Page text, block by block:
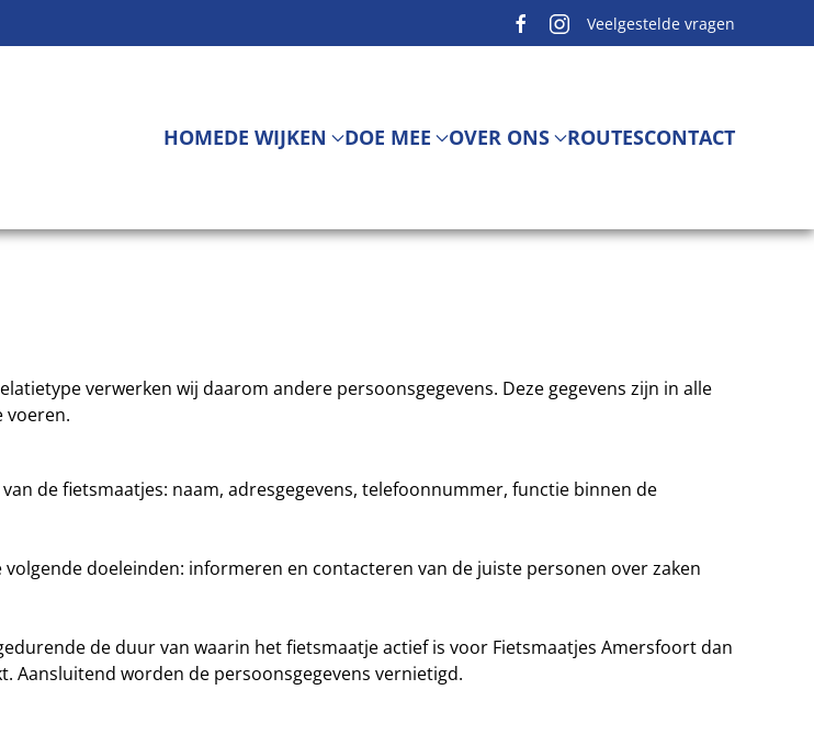
Veelgestelde vragen
HOMEDE WIJKEN DOE MEE OVER ONS ROUTESCONTACT
verwerken wij daarom andere persoonsgegevens. Deze gegevens zijn in alle
voeren.
de fietsmaatjes: naam, adresgegevens, telefoonnummer, functie binnen de
doeleinden: informeren en contacteren van de juiste personen over zaken
de duur van waarin het fietsmaatje actief is voor Fietsmaatjes Amersfoort dan
Aansluitend worden de persoonsgegevens vernietigd.